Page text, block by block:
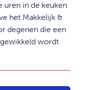
uren in de keuken
het Makkelijk &
degenen die een
wordt.